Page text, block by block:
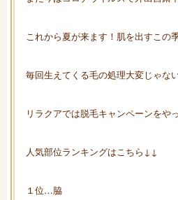
これから夏が来ます！肌を出すこの
毎回生えてくる毛の処理大変じゃな
リラクアでは脱毛キャンペーンをや
人気部位ランキングはこちら↓↓
１位…脇